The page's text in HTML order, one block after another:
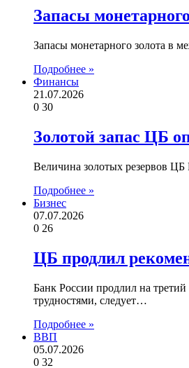
Запасы
Запасы монетарного золота в
Подробнее »
Финансы
21.07.2026
0 30
Золотой запас ЦБ
Величина золотых резервов
Подробнее »
Бизнес
07.07.2026
0 26
ЦБ продлил
Банк России продлил на
трудностями, следует…
Подробнее »
ВВП
05.07.2026
0 32